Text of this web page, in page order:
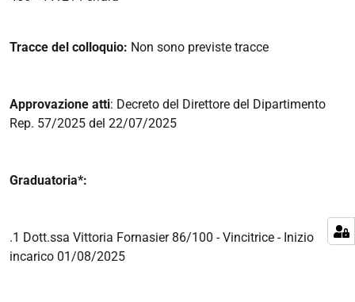
Tracce del colloquio: Non sono previste tracce
Approvazione atti: Decreto del Direttore del Dipartimento
Rep. 57/2025 del 22/07/2025
Graduatoria*:
.1 Dott.ssa Vittoria Fornasier 86/100 - Vincitrice - Inizio
incarico 01/08/2025